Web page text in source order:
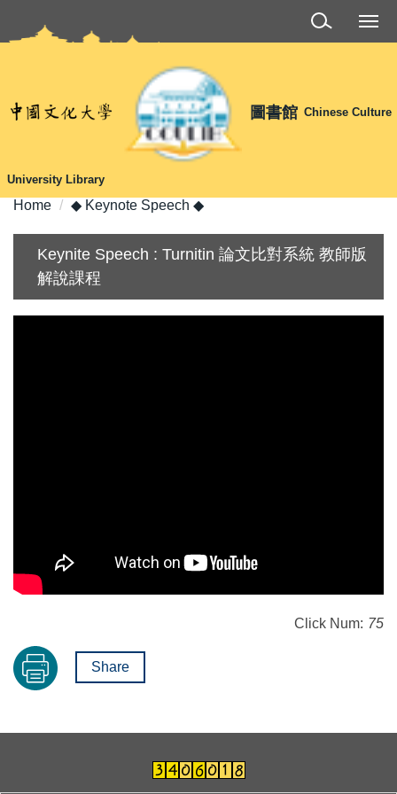
content
block
圖書館 Chinese Culture
University Library
Home ◆ Keynote Speech ◆
Keynite Speech : Turnitin 論文比對系統 教師版
解說課程
Click Num: 75
Share